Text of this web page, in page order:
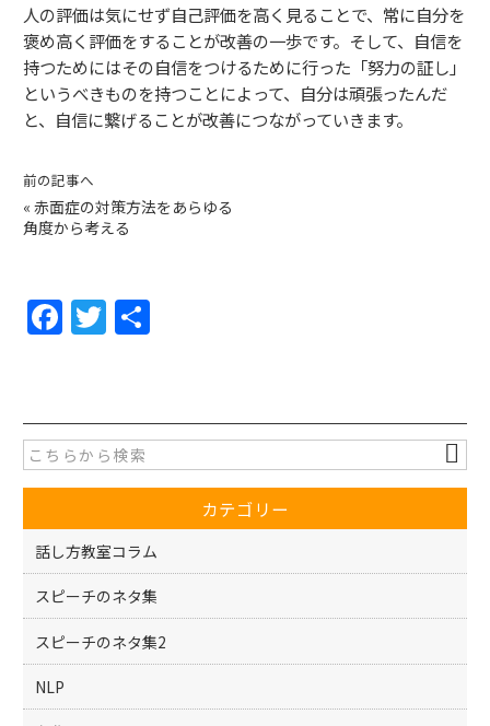
人の評価は気にせず自己評価を高く見ることで、常に自分を
褒め高く評価をすることが改善の一歩です。そして、自信を
持つためにはその自信をつけるために行った「努力の証し」
というべきものを持つことによって、自分は頑張ったんだ
と、自信に繋げることが改善につながっていきます。
前の記事へ
« 赤面症の対策方法をあらゆる
角度から考える
F
a
e
b
o
o
k
T
w
er
カテゴリー
話し方教室コラム
スピーチのネタ集
スピーチのネタ集2
NLP